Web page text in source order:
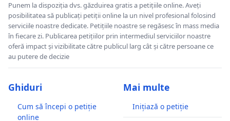
Punem la dispoziția dvs. găzduirea gratis a petițiile online. Aveți
posibilitatea să publicați petiții online la un nivel profesional folosind
serviciile noastre dedicate. Petițiile noastre se regăsesc în mass media
în fiecare zi. Publicarea petițiilor prin intermediul serviciilor noastre
oferă impact și vizibilitate către publicul larg cât și către persoane ce
au putere de decizie
Ghiduri
Cum să începi o petiție
online
Mai multe
Inițiază o petiție